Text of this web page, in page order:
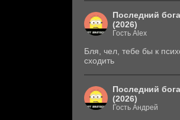
Последний
(2026)
Гость Alex
Бля, чел, тебе бы к
сходить
Последний
(2026)
Гость Андрей